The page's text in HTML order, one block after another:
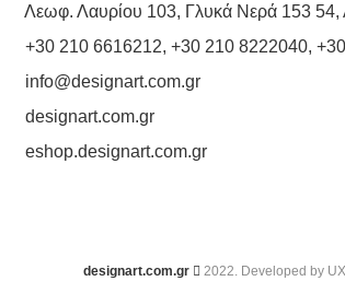
Λεωφ. Λαυρίου 103, Γλυκά Νερά 153 54,
+30 210 6616212,+30 210 8222040,
info@designart.com.gr
designart.com.gr
eshop.designart.com.gr
designart.com.gr 2022. Developed by